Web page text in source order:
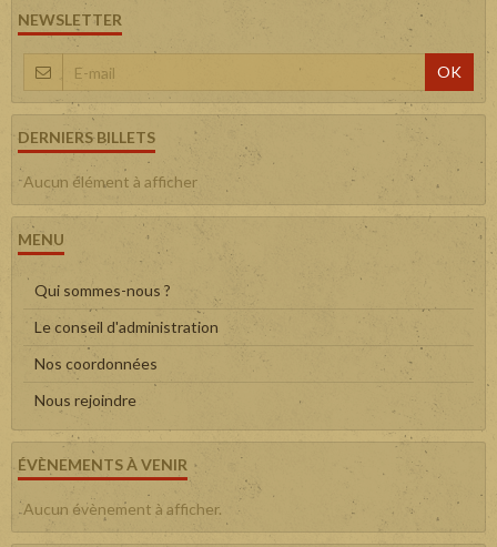
NEWSLETTER
OK
DERNIERS BILLETS
Aucun élément à afficher
MENU
Qui sommes-nous ?
Le conseil d'administration
Nos coordonnées
Nous rejoindre
ÉVÈNEMENTS À VENIR
Aucun évènement à afficher.